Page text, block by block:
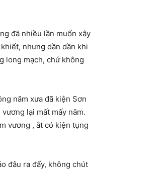
đã nhiều lần muốn xây
nhưng dần dần khi
long mạch, chứ không
năm xưa đã kiện Sơn
lại mất mấy năm.
vương , ắt có kiện tụng
đâu ra đấy, không chút